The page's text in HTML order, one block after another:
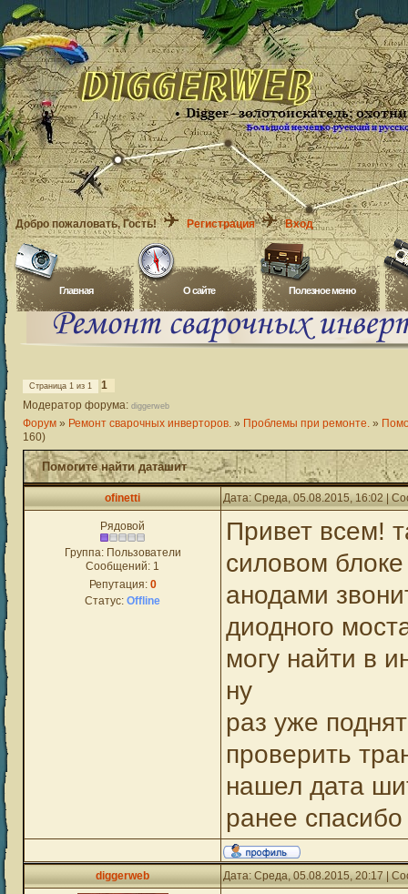
Добро пожаловать, Гость! Регистрация Вход
Главная O сайте Полезное меню
Страница 1 из 1
1
Модератор форума: diggerweb
Форум » Ремонт сварочных инверторов. » Проблемы при ремонте. »
160)
Помогите найти даташит
ofinetti Дата: Среда, 05.08.2015, 16:02 |
Рядовой
Группа: Пользователи
Сообщений: 1
Репутация: 0
Статус: Offline
Привет всем!
силовом
анодами
диодного
могу найти в
ну
раз уже
проверить
нашел дата
ранее спасибо
diggerweb Дата: Среда, 05.08.2015, 20:17 |